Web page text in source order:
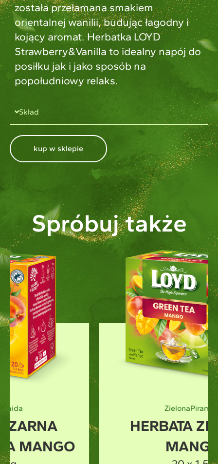
została przełamana smakiem
orientalnej wanilii, budując łagodny i
kojący aromat. Herbatka LOYD
Strawberry&Vanilla to idealny napój do
posiłku jak i jako sposób na
popołudniowy relaks.
Skład
kup w sklepie
Spróbuj także
HERBATA ZIELONA
MANGO